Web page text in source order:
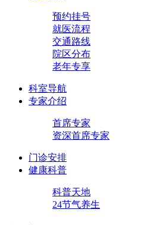
预约挂号
就医流程
交通路线
院区分布
老年专享
科室导航
专家介绍
首席专家
资深首席专家
门诊安排
健康科普
科普天地
24节气养生